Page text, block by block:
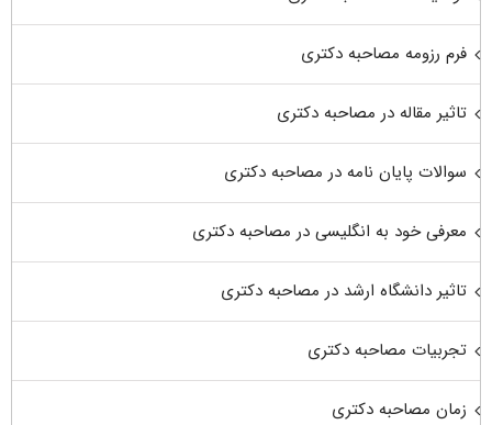
فرم رزومه مصاحبه دکتری
تاثیر مقاله در مصاحبه دکتری
سوالات پایان نامه در مصاحبه دکتری
معرفی خود به انگلیسی در مصاحبه دکتری
تاثیر دانشگاه ارشد در مصاحبه دکتری
تجربیات مصاحبه دکتری
زمان مصاحبه دکتری